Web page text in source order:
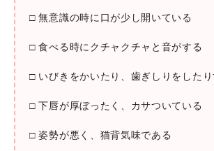
□ 無意識の時に口が少し開いている
□ 食べる時にクチャクチャと音がする
□ いびきをかいたり、歯ぎしりをしたり
□ 下唇が厚ぼったく、カサついている
□ 姿勢が悪く、猫背気味である